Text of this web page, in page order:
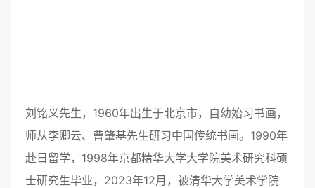
刘铭义先生，1960年出生于北京市，自幼始习书画，
师从李卿云、曹肇基先生研习中国传统书画。1990年
赴日留学，1998年京都精华大学大学院美术研究科硕
士研究生毕业，2023年12月，被清华大学美术学院